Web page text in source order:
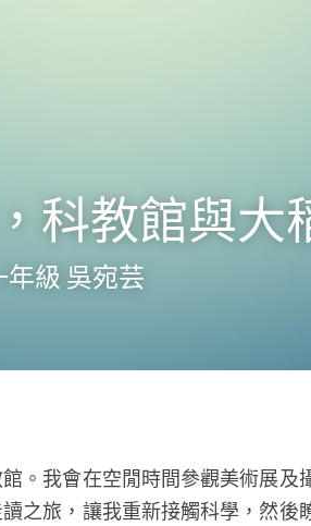
科教館與大
級 吳宛芸
。我會在空閒時間參觀美術展及
之旅，讓我重新接觸科學，然後